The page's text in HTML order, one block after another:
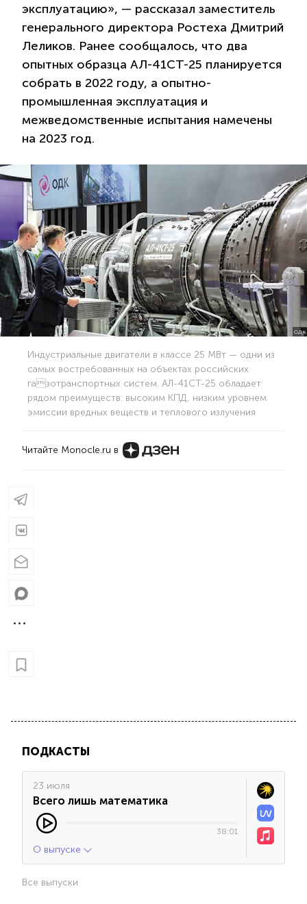
эксплуатацию», — рассказал заместитель
генерального директора Ростеха Дмитрий
Леликов. Ранее сообщалось, что два
опытных образца АЛ-41СТ-25 планируется
собрать в 2022 году, а опытно-
промышленная эксплуатация и
межведомственные испытания намечены
на 2023 год.
ОДК
Индустриальные двигатели в классе 25 МВт — одни из
самых востребованных на объектах российских
газотранспортных систем. АЛ-41СТ-25 обладает
рядом преимуществ: высоким КПД, низким уровнем
эмиссии вредных веществ и теплового излучения
Читайте Monocle.ru в
ПОДКАСТЫ
23 июля
Всего лишь математика
38:01
О выпуске
Все выпуски